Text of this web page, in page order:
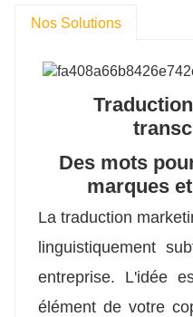
Nos Solutions
Des mots
marques
La traduction
linguistiquement
entreprise. L'idée
élément de votre